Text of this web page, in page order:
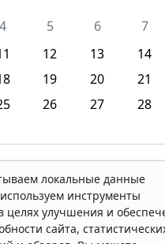
4 5 6 7
12 13 14
19 20 21
26 27 28
локальные данные
инструменты
целях улучшения и
сайта,